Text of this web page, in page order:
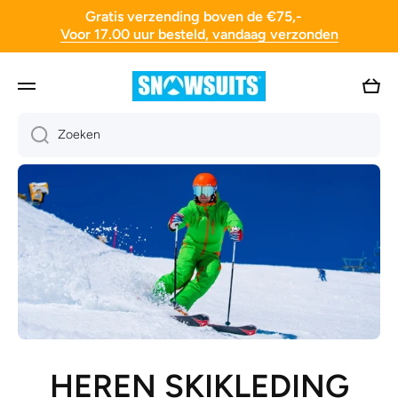
Doorgaan naar artikel
Gratis verzending boven de €75,-
Voor 17.00 uur besteld, vandaag verzonden
Zoeken
DAMES SKIKLEDING
HEREN SKIKLEDING
SKIHELMEN
WAXEN EN SLIJPEN
SNOWBOOTS